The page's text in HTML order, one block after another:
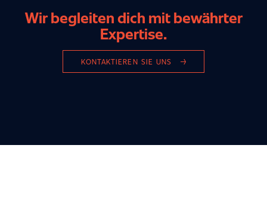
Wir begleiten dich mit bewährter
Expertise.
KONTAKTIEREN SIE UNS